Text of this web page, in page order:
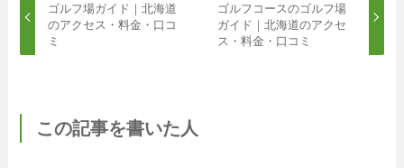
ゴルフ場ガイド｜北海道
のアクセス・料金・口コ
ミ
ゴルフコースのゴルフ場
ガイド｜北海道のアクセ
ス・料金・口コミ
この記事を書いた人